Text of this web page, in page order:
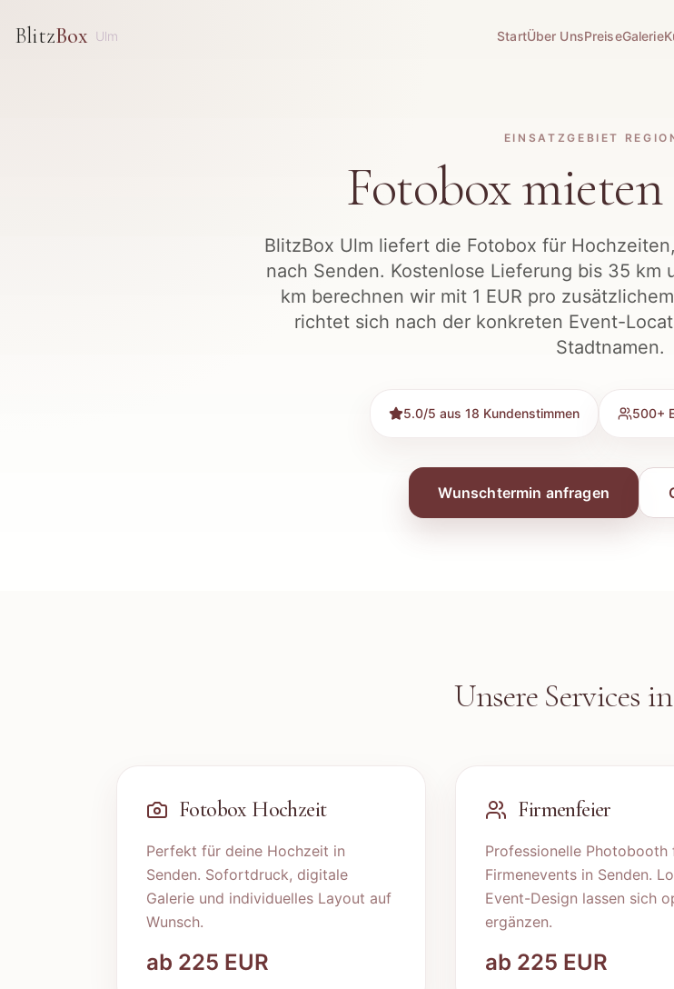
BlitzBox Ulm StartÜber UnsPreiseGalerie
EINSATZGEBIET
Fotobox
BlitzBox Ulm liefert die Fotobox für
nach Senden. Kostenlose Lieferung bis 35 km
km berechnen wir mit 1 EUR pro
richtet sich nach der konkreten Event-
Stadtnamen.
5.0/5 aus 18 Kundenstimmen 500+
Wunschtermin anfragen
Unsere Services in
Fotobox Hochzeit
Perfekt für deine Hochzeit in
Senden. Sofortdruck, digitale
Galerie und individuelles Layout auf
Wunsch.
ab 225 EUR
Firmenfeier
Professionelle Photobooth
Firmenevents in Senden.
Event-Design lassen sich
ergänzen.
ab 225 EUR